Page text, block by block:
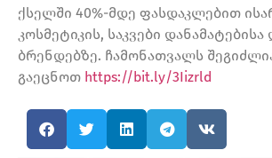
ქსელში 40%-მდე ფასდაკლებით
კოსმეტიკის, საკვები დანამატებისა
ბრენდებზე. ჩამონათვალს
გაეცნოთ https://bit.ly/3Iizrld